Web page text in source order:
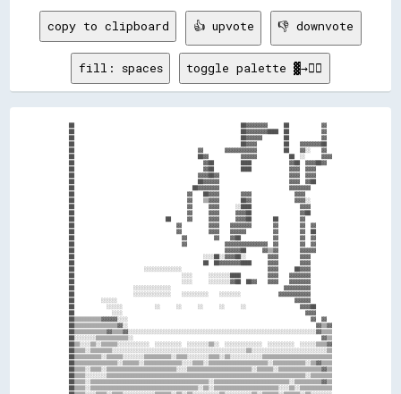
copy to clipboard 👍 upvote 👎 downvote
fill: spaces toggle palette ▓→✊🏽
██                                                              ██▓▓▓▓▓▓▓▓      ██            ▓▓
██                                                              ██▓▓▓▓▓▓▓▓████  ██            ▓▓
██                                                              ██▓▓▓▓▓▓        ██            ▓▓
██                                                              ██▓▓▓▓          ██    ▓▓▓▓▓▓▓▓██
██                                              ▓▓        ▓▓▓▓▓▓▓▓▓▓▓▓          ██    ▓▓░░    ▓▓
██                                              ██▓▓            ▓▓▓▓▓▓            ██  ░░      ▓▓▓▓
██                                                ▓▓██          ████              ▓▓██  ▓▓▓▓██▓▓
██                                                ▓▓██          ████              ▓▓▓▓  ▓▓▓▓
██                                              ▓▓▓▓██▓▓                          ▓▓▓▓  ▓▓▓▓
██                                              ██▓▓▓▓▓▓                          ▓▓▓▓  ▓▓██
██                                            ██▓▓▓▓▓▓▓▓                          ▓▓▓▓▓▓▓▓
██                                          ▓▓    ██▓▓▓▓        ▓▓▓▓                ▓▓▓▓
██                                          ▓▓    ▒▒▓▓▓▓        ██▓▓                ▓▓▓▓░░
██                                          ▓▓      ▓▓▓▓      ░░████                  ▓▓▓▓
██                                          ▓▓      ▓▓▓▓      ▓▓▓▓██                  ▓▓██
██                                  ██      ▓▓      ▓▓▓▓      ▓▓▓▓██        ██        ▓▓
██                                      ▓▓          ▓▓▓▓    ▓▓▓▓▓▓▓▓        ▓▓        ▓▓  ▓▓
██                                      ▓▓          ▓▓▓▓    ▓▓▓▓▓▓          ▓▓        ▓▓  ██
██                                        ▓▓          ▓▓    ▓▓██            ▓▓        ▓▓  ▓▓
██                                        ▓▓              ▓▓▓▓▓▓▓▓▓▓▓▓▓▓▓▓  ▓▓        ▓▓  ▓▓
██                                                        ▓▓▓▓▓▓██      ▓▓▒▒▓▓        ▓▓▓▓▓▓
██                                                ░░░░██░░▓▓▓▓██░░        ▓▓▓▓        ▓▓▓▓
██                                                ██  ██▓▓▓▓▓▓▓▓████      ▓▓▓▓        ▓▓▓▓
██                          ░░░░░░░░░░░░░░                                ▓▓▓▓      ██▓▓▓▓
██                                        ░░░░      ░░░░░░░░████          ▓▓▓▓    ▓▓▓▓▓▓▓▓
██                                        ░░░░      ░░░░░░░░▓▓██  ██▓▓    ▓▓▓▓    ▓▓▓▓▓▓▓▓
██                      ░░░░░░░░░░░░░░                                          ▓▓▓▓▓▓▓▓▓▓
██                      ░░░░░░░░░░░░░░    ░░░░░░░░░░    ░░░░░░░░              ▓▓▓▓▓▓▓▓▓▓▓▓
██          ░░░░░░                                                                  ▓▓▓▓▓▓
██            ░░░░░░            ░░      ░░      ░░      ░░      ░░                    ▓▓▓▓██
██              ░░░░                                                                    ▓▓▓▓
██▒▒▒▒▒▒▒▒▒▒▓▓▓▓▓▓░░░░                                                                    ▓▓  ▓▓
██▒▒▒▒▒▒▒▒▒▒▒▒▒▒▒▒▓▓░░                                                                      ▓▓▒▒▓▓
██▒▒▒▒▒▒▒▒▒▒▒▒▓▓▒▒▒▒▓▓░░░░░░░░░░░░░░░░░░░░░░░░░░░░░░░░░░░░░░░░░░░░░░░░░░░░░░░░░░░░░░░░░░░░░░▓▓▒▒▒▒
██░░░░░░░░▒▒▒▒▒▒▒▒▒▒▒▒░░                                                                      ▓▓▒▒
██▒▒░░░░▒▒░░▒▒▒▒▒▒░░░░░░░░░░░░  ░░░░░░░░░░  ░░░░░░░░▒▒░░  ░░░░░░░░░░░░░░  ░░░░░░░░░░  ░░░░░░▒▒▒▒▓▓
██▒▒▒▒░░▒▒▒▒▒▒▒▒░░░░░░░░░░░░░░░░░░░░░░░░░░░░░░░░░░░░░░░░░░░░░░░░░░▒▒░░░░░░░░░░░░░░░░░░░░░░░░░░░░▒▒
██▒▒▒▒▒▒▒▒▒▒░░▒▒▒▒▒▒░░░░░░░░▒▒▒▒▒▒▒▒▒▒░░▒▒▒▒░░░░░░░░▒▒▒▒░░▒▒░░░░░░░░░░░░▒▒▒▒▒▒▒▒▒▒▒▒▒▒▒▒▒▒▒▒▒▒▒▒▒▒
██▒▒▒▒▒▒▒▒▒▒▒▒▒▒▒▒░░▒▒▒▒▒▒░░▒▒▒▒▒▒▒▒▒▒▒▒▒▒░░░░▒▒▒▒░░▒▒▒▒▒▒▒▒▒▒▒▒▒▒▒▒▒▒▒▒▒▒░░▒▒▒▒▒▒▒▒▒▒▒▒░░▒▒▓▓▒▒▒▒
██▒▒▒▒░░▒▒▒▒░░▒▒▒▒▒▒▒▒▒▒▒▒▒▒▒▒▒▒▒▒▒▒▒▒▒▒░░░░▒▒▒▒▒▒▒▒▒▒▒▒▒▒▒▒▒▒▒▒▒▒▒▒░░▒▒▒▒▒▒░░▒▒▒▒▒▒▒▒▒▒▒▒▒▒▒▒▓▓▒▒
██▒▒▒▒░░░░░░░░▒▒▒▒▒▒▒▒▒▒▒▒▒▒▒▒▒▒▒▒▒▒▒▒▒▒▒▒▒▒▒▒▒▒▒▒▒▒▒▒▒▒▒▒▒▒▒▒▒▒▒▒▒▒▒▒▒▒▒▒▒▒▒▒▒▒▒▒▒▒▒▒▒▒░░▒▒▒▒▒▒▒▒
██▒▒▒▒░░▒▒▒▒▒▒▒▒▒▒▒▒▒▒▒▒▒▒▒▒▒▒▒▒▒▒▒▒▒▒▒▒▒▒▒▒▒▒▒▒▒▒▒▒░░▒▒▒▒▒▒▒▒▒▒▒▒▒▒▒▒▒▒▒▒▒▒▒▒▒▒▒▒░░▒▒▒▒▒▒▒▒▒▒▓▓▒▒
██▒▒▒▒░░▒▒▒▒▒▒▒▒▒▒▒▒▒▒▒▒▒▒▒▒▒▒▒▒▒▒▒▒▒▒▒▒▒▒▒▒▒▒▒▒░░▒▒░░▒▒▒▒▒▒▒▒▒▒▒▒▒▒▒▒▒▒▒▒▒▒▒▒░░░░▒▒░░▒▒▒▒▒▒▒▒▒▒▒▒